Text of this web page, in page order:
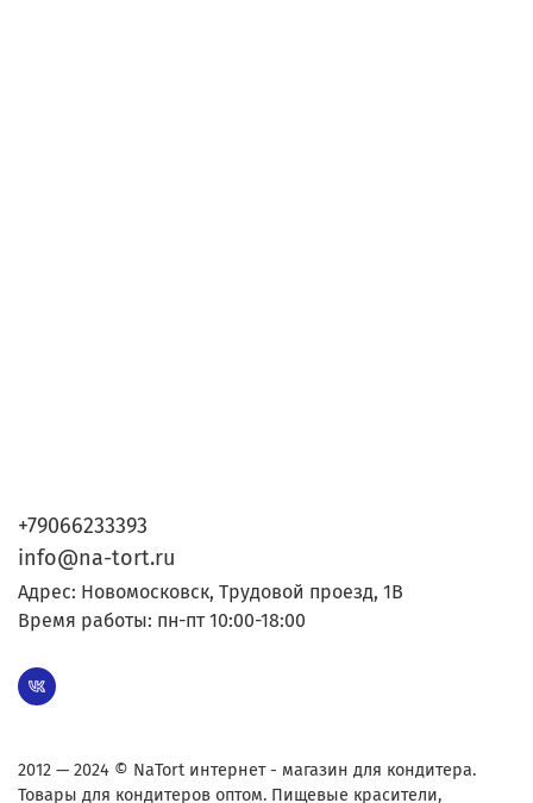
+79066233393
info@na-tort.ru
Адрес: Новомосковск, Трудовой проезд, 1В
Время работы: пн-пт 10:00-18:00
2012 — 2024 © NaTort интернет - магазин для кондитера.
Товары для кондитеров оптом. Пищевые красители,